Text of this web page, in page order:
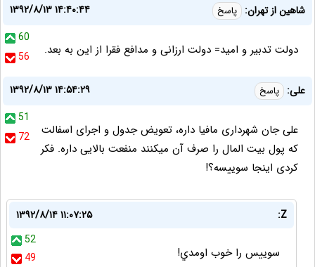
شاهین از تهران: پاسخ
۱۳۹۲/۸/۱۳ ۱۴:۴۰:۴۴
60
56
دولت تدبیر و امید= دولت ارزانی و مدافع فقرا از این به بعد.
علی: پاسخ
۱۳۹۲/۸/۱۳ ۱۴:۵۴:۲۹
51
72
علی جان شهرداری مافیا داره، تعویض جدول و اجرای اسفالت
که پول بیت المال را صرف آن میکنند منفعت بالایی داره. فکر
کردی اینجا سوییسه؟!
Z:
۱۳۹۲/۸/۱۴ ۱۱:۰۷:۲۵
52
49
سوييس را خوب اومدي!